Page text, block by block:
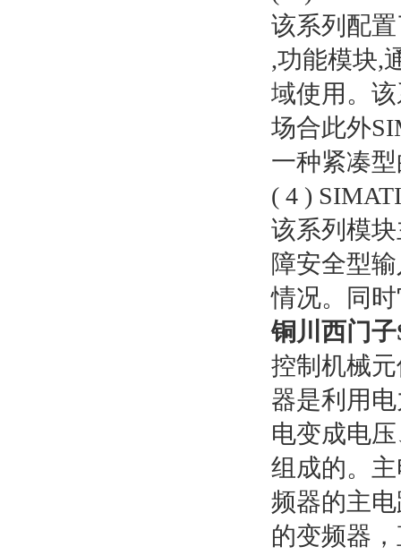
该系列配
,功能模块,
域使用。
场合此外
一种紧凑
( 4 )
该系列模
障安全型
情况。同
铜川西门子
控制机械
器是利用
电变成电
组成的。
频器的主
的变频器